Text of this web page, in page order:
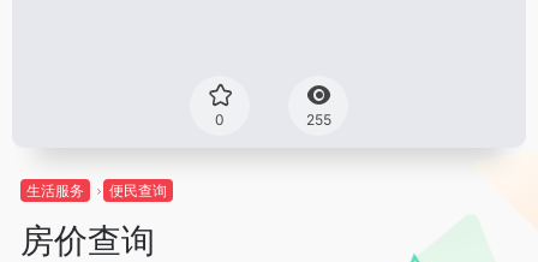
0 255
生活服务 便民查询
房价查询